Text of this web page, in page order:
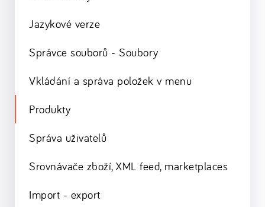
Jazykové verze
Správce souborů - Soubory
Vkládání a správa položek v menu
Produkty
Správa uživatelů
Srovnávače zboží, XML feed, marketplaces
Import - export